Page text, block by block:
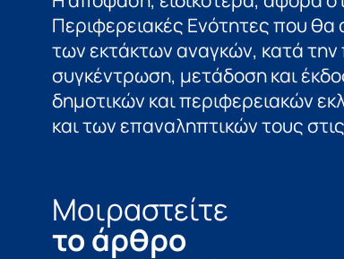
Περιφερειακές Ενότητες που
των εκτάκτων αναγκών, κατά
συγκέντρωση, μετάδοση και
δημοτικών και περιφερειακών
και των επαναληπτικών τους
Μοιραστείτε
το άρθρο